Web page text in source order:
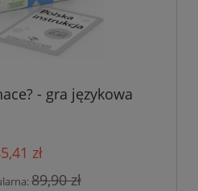
- gra językowa
zł
89,90 zł